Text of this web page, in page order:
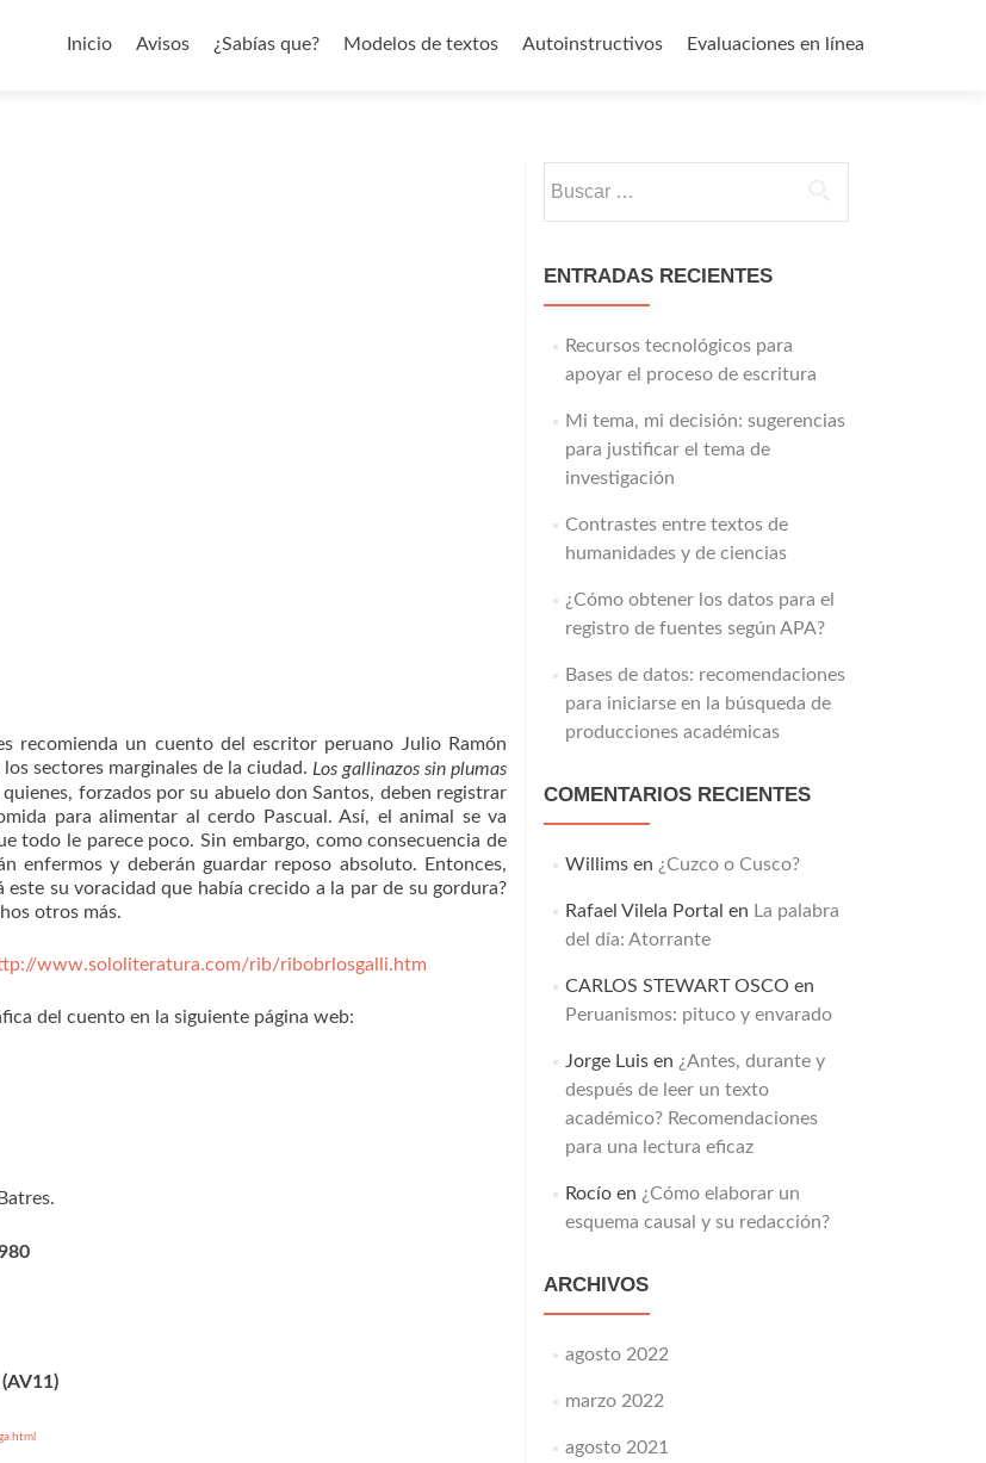
Inicio
Avisos ¿Sabías que? Modelos de textos Autoinstructivos Evaluaciones en línea
recomienda un cuento del escritor peruano Julio Ramón
sectores marginales de la ciudad. Los gallinazos sin plumas
forzados por su abuelo don Santos, deben registrar
para alimentar al cerdo Pascual. Así, el animal se va
todo le parece poco. Sin embargo, como consecuencia de
enfermos y deberán guardar reposo absoluto. Entonces,
este su voracidad que había crecido a la par de su gordura?
otros más.
www.sololiteratura.com/rib/ribobrlosgalli.htm
del cuento en la siguiente página web:
ENTRADAS RECIENTES
Recursos tecnológicos para
apoyar el proceso de escritura
Mi tema, mi decisión: sugerencias
para justificar el tema de
investigación
Contrastes entre textos de
humanidades y de ciencias
¿Cómo obtener los datos para el
registro de fuentes según APA?
Bases de datos: recomendaciones
para iniciarse en la búsqueda de
producciones académicas
COMENTARIOS RECIENTES
Willimsen ¿Cuzco o Cusco?
Rafael Vilela Portal en La palabra
del día: Atorrante
CARLOS STEWART OSCO en
Peruanismos: pituco y envarado
Jorge Luisen ¿Antes, durante y
después de leer un texto
académico? Recomendaciones
para una lectura eficaz
Rocíoen ¿Cómo elaborar un
esquema causal y su redacción?
ARCHIVOS
agosto 2022
marzo 2022
agosto 2021